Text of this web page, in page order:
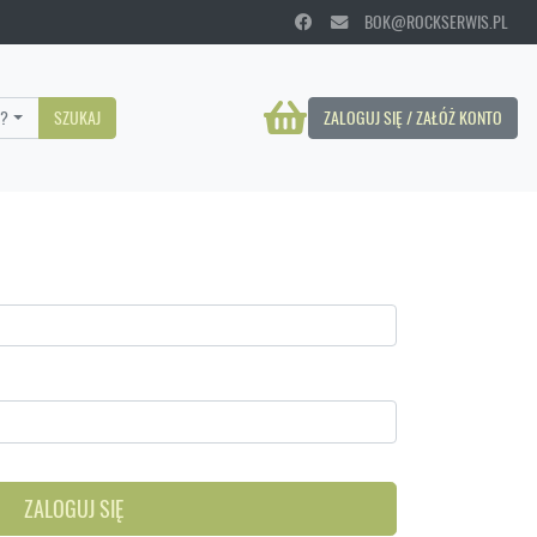
BOK@ROCKSERWIS.PL
ZALOGUJ SIĘ / ZAŁÓŻ KONTO
SZUKAJ
ZALOGUJ SIĘ